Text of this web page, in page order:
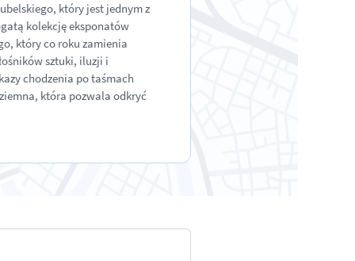
który jest jednym z
kolekcję eksponatów
który co roku zamienia
sztuki, iluzji i
chodzenia po taśmach
która pozwala odkryć